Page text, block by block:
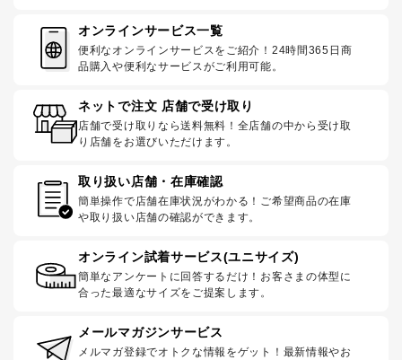
オンラインサービス一覧
便利なオンラインサービスをご紹介！24時間365日商
品購入や便利なサービスがご利用可能。
ネットで注文 店舗で受け取り
店舗で受け取りなら送料無料！全店舗の中から受け取
り店舗をお選びいただけます。
取り扱い店舗・在庫確認
簡単操作で店舗在庫状況がわかる！ご希望商品の在庫
や取り扱い店舗の確認ができます。
オンライン試着サービス(ユニサイズ)
簡単なアンケートに回答するだけ！お客さまの体型に
合った最適なサイズをご提案します。
メールマガジンサービス
メルマガ登録でオトクな情報をゲット！最新情報やお